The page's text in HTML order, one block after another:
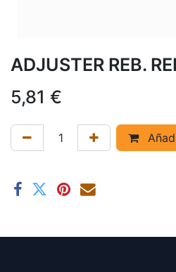
ADJUSTER REB.
5,81 €